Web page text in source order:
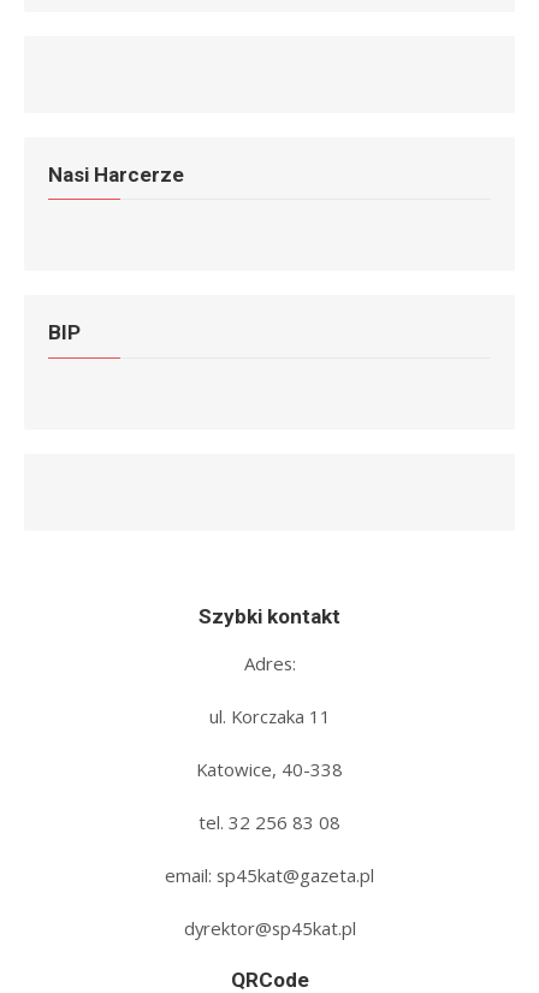
Nasi Harcerze
BIP
Szybki kontakt
Adres:
ul. Korczaka 11
Katowice, 40-338
tel. 32 256 83 08‬
email: sp45kat@gazeta.pl
dyrektor@sp45kat.pl
QRCode